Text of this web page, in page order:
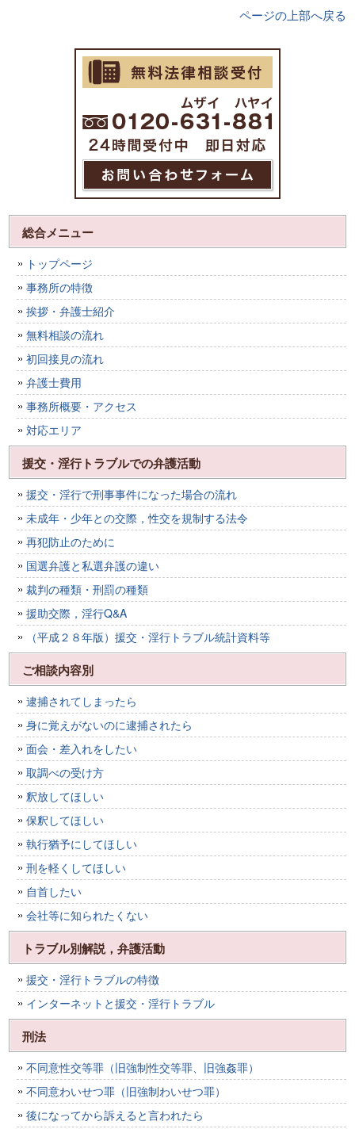
ページの上部へ戻る
総合メニュー
トップページ
事務所の特徴
挨拶・弁護士紹介
無料相談の流れ
初回接見の流れ
弁護士費用
事務所概要・アクセス
対応エリア
援交・淫行トラブルでの弁護活動
援交・淫行で刑事事件になった場合の流れ
未成年・少年との交際，性交を規制する法令
再犯防止のために
国選弁護と私選弁護の違い
裁判の種類・刑罰の種類
援助交際，淫行Q&A
（平成２８年版）援交・淫行トラブル統計資料等
ご相談内容別
逮捕されてしまったら
身に覚えがないのに逮捕されたら
面会・差入れをしたい
取調べの受け方
釈放してほしい
保釈してほしい
執行猶予にしてほしい
刑を軽くしてほしい
自首したい
会社等に知られたくない
トラブル別解説，弁護活動
援交・淫行トラブルの特徴
インターネットと援交・淫行トラブル
刑法
不同意性交等罪（旧強制性交等罪、旧強姦罪）
不同意わいせつ罪（旧強制わいせつ罪）
後になってから訴えると言われたら